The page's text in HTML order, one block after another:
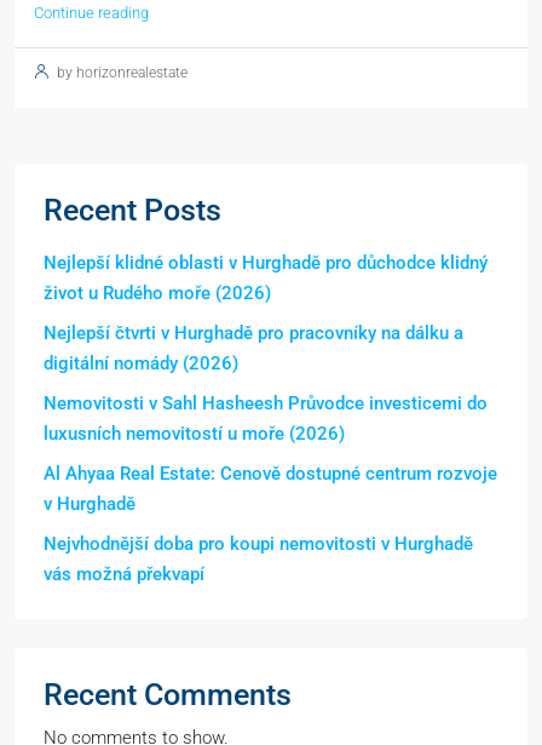
Continue reading
by horizonrealestate
Recent Posts
Nejlepší klidné oblasti v Hurghadě pro důchodce klidný
život u Rudého moře (2026)
Nejlepší čtvrti v Hurghadě pro pracovníky na dálku a
digitální nomády (2026)
Nemovitosti v Sahl Hasheesh Průvodce investicemi do
luxusních nemovitostí u moře (2026)
Al Ahyaa Real Estate: Cenově dostupné centrum rozvoje
v Hurghadě
Nejvhodnější doba pro koupi nemovitosti v Hurghadě
vás možná překvapí
Recent Comments
No comments to show.